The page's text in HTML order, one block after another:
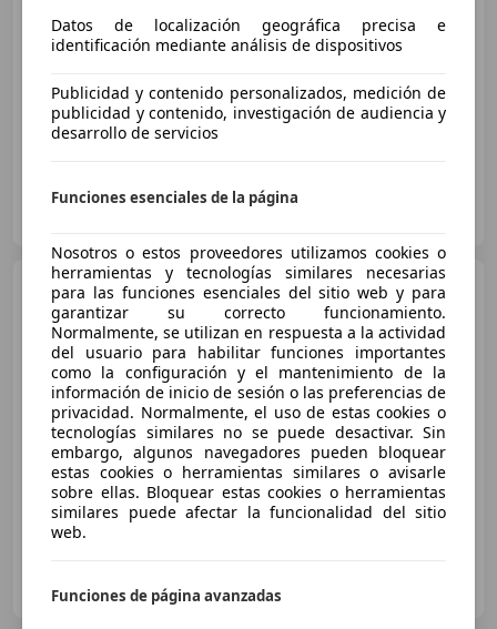
€ 6.950
Precio justo
12/2011 164.993 km Gasolina 73 kW (99 CV)
OCASIONPLUS LAS ROZAS II
Honda Jazz 1.5 i-VTEC
Dynamic CVT
€ 13.618
Buen precio
02/2018 85.036 km Gasolina 96 kW (131 CV)
ES-08903 SANT ADRIÀ DE BESÒS
Datos de localización geográfica precisa e
identificación mediante análisis de dispositivos
Publicidad y contenido personalizados, medición de
publicidad y contenido, investigación de audiencia y
desarrollo de servicios
Funciones esenciales de la página
Nosotros o estos proveedores utilizamos cookies o
herramientas y tecnologías similares necesarias
para las funciones esenciales del sitio web y para
garantizar su correcto funcionamiento.
Normalmente, se utilizan en respuesta a la actividad
del usuario para habilitar funciones importantes
como la configuración y el mantenimiento de la
información de inicio de sesión o las preferencias de
privacidad. Normalmente, el uso de estas cookies o
tecnologías similares no se puede desactivar. Sin
embargo, algunos navegadores pueden bloquear
estas cookies o herramientas similares o avisarle
sobre ellas. Bloquear estas cookies o herramientas
similares puede afectar la funcionalidad del sitio
web.
Funciones de página avanzadas